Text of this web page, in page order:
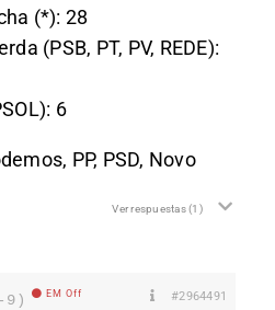
(*): 28
(PSB, PT, PV, REDE):
6
PP, PSD, Novo
Ver respuestas(1)
9) EM Off #2964491